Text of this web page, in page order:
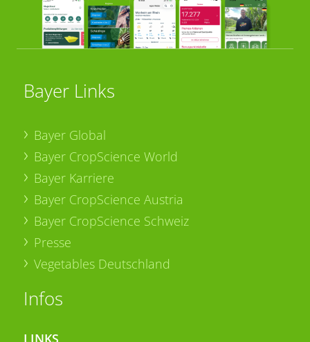
Bayer Links
Bayer Global
Bayer CropScience World
Bayer Karriere
Bayer CropScience Austria
Bayer CropScience Schweiz
Presse
Vegetables Deutschland
Infos
LINKS